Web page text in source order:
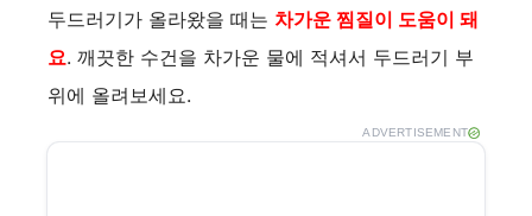
두드러기가 올라왔을 때는 차가운 찜질이 도움이 돼
요. 깨끗한 수건을 차가운 물에 적셔서 두드러기 부
위에 올려보세요.
ADVERTISEMENT